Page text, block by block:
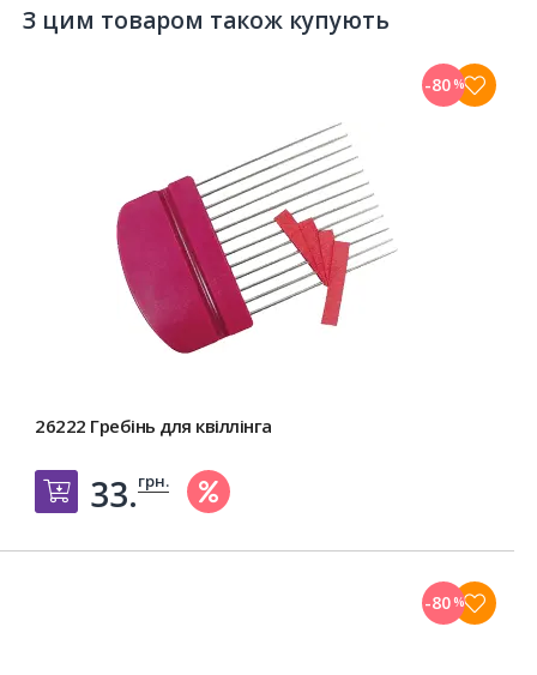
З цим товаром також купують
26222 Гребінь для квіллінга
Добавить в корзину
33.грн.
-80%
-80%